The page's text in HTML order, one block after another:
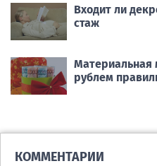
Входит ли
стаж
Материальная
рублем
КОММЕНТАРИИ